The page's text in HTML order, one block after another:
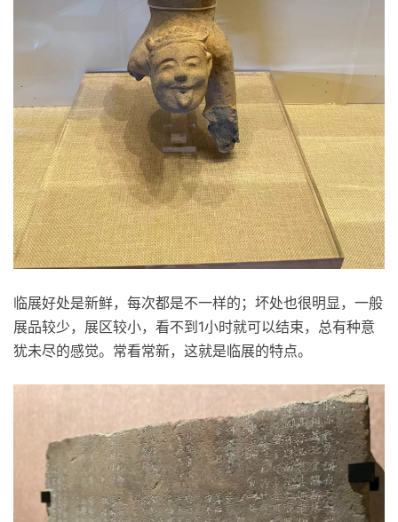
临展好处是新鲜，每次都是不一样的；坏处也很明显，一般
展品较少，展区较小，看不到1小时就可以结束，总有种意
犹未尽的感觉。常看常新，这就是临展的特点。